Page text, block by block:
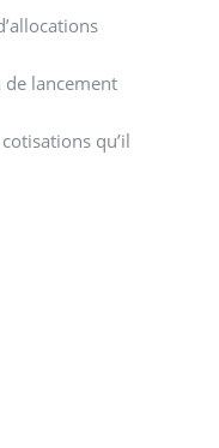
de lancement
qu’il